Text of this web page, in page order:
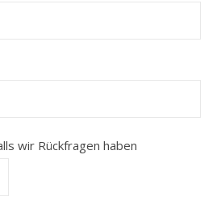
wir Rückfragen haben